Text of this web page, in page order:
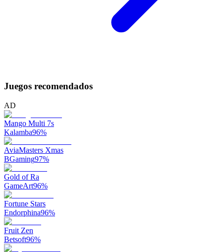
Juegos recomendados
AD
Mango Multi 7s
Kalamba96%
AviaMasters Xmas
BGaming97%
Gold of Ra
GameArt96%
Fortune Stars
Endorphina96%
Fruit Zen
Betsoft96%